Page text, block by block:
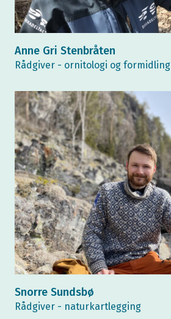
Anne Gri Stenbråten
Rådgiver - ornitologi og formidling
Snorre Sundsbø
Rådgiver - naturkartlegging